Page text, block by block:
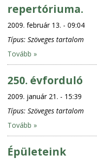
repertóriuma.
2009. február 13. - 09:04
Típus: Szöveges tartalom
Tovább »
250. évforduló
2009. január 21. - 15:39
Típus: Szöveges tartalom
Tovább »
Épületeink